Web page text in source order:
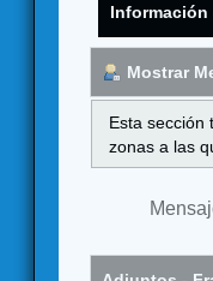
Información
Mostrar
Esta sección
zonas a las